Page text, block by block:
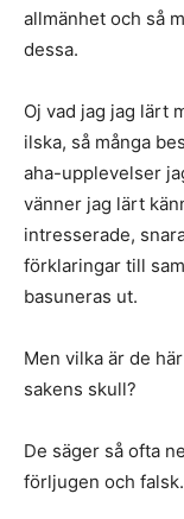
allmänhet och så
dessa.
Oj vad jag jag lärt
ilska, så många
aha-upplevelser
vänner jag lärt
intresserade,
förklaringar till
basuneras ut.
Men vilka är de
sakens skull?
De säger så ofta
förljugen och falsk.